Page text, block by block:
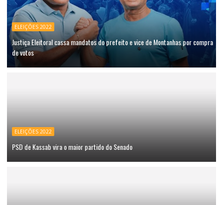
ELEIÇÕES 2022
Justiça Eleitoral cassa mandatos do prefeito e vice de Montanhas por compra
de votos
ELEIÇÕES 2022
PSD de Kassab vira o maior partido do Senado